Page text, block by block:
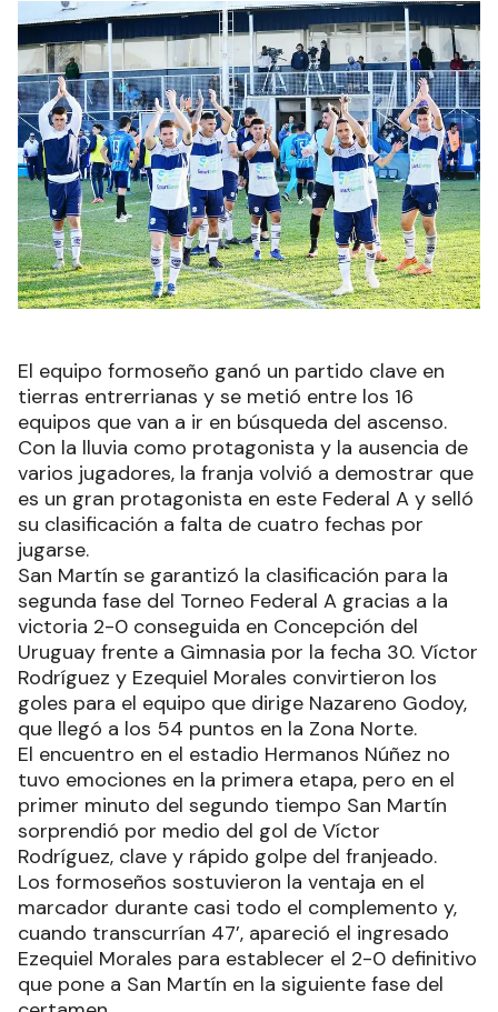
El equipo formoseño ganó un partido clave en
tierras entrerrianas y se metió entre los 16
equipos que van a ir en búsqueda del ascenso.
Con la lluvia como protagonista y la ausencia de
varios jugadores, la franja volvió a demostrar que
es un gran protagonista en este Federal A y selló
su clasificación a falta de cuatro fechas por
jugarse.
San Martín se garantizó la clasificación para la
segunda fase del Torneo Federal A gracias a la
victoria 2-0 conseguida en Concepción del
Uruguay frente a Gimnasia por la fecha 30. Víctor
Rodríguez y Ezequiel Morales convirtieron los
goles para el equipo que dirige Nazareno Godoy,
que llegó a los 54 puntos en la Zona Norte.
El encuentro en el estadio Hermanos Núñez no
tuvo emociones en la primera etapa, pero en el
primer minuto del segundo tiempo San Martín
sorprendió por medio del gol de Víctor
Rodríguez, clave y rápido golpe del franjeado.
Los formoseños sostuvieron la ventaja en el
marcador durante casi todo el complemento y,
cuando transcurrían 47’, apareció el ingresado
Ezequiel Morales para establecer el 2-0 definitivo
que pone a San Martín en la siguiente fase del